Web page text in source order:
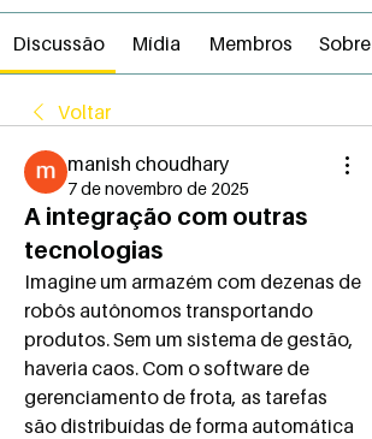
Discussão Mídia Membros Sobre
Voltar
manish choudhary
7 de novembro de 2025
A integração com outras
tecnologias
Imagine um armazém com dezenas de
robôs autônomos transportando
produtos. Sem um sistema de gestão,
haveria caos. Com o software de
gerenciamento de frota, as tarefas
são distribuídas de forma automática